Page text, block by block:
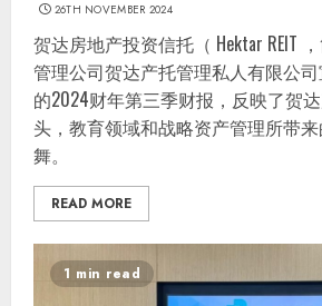
26TH NOVEMBER 2024
贺达房地产投资信托（ Hektar REIT ，
管理公司贺达产托管理私人有限公
的2024财年第三季财报，反映了贺
头，教育领域和战略资产管理所带
舞。
READ MORE
1 min read